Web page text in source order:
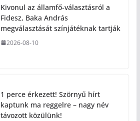
Kivonul az államfő-választásról a
Fidesz, Baka András
megválasztását színjátéknak tartják
2026-08-10
1 perce érkezett! Szörnyű hírt
kaptunk ma reggelre – nagy név
távozott közülünk!